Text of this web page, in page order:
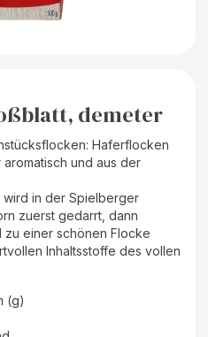
demeter
Haferflocken
und aus der
in der Spielberger
zuerst gedarrt, dann
einer schönen Flocke
Inhaltsstoffe des vollen
(g)